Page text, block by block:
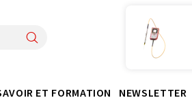
ET FORMATION NEWSLETTER